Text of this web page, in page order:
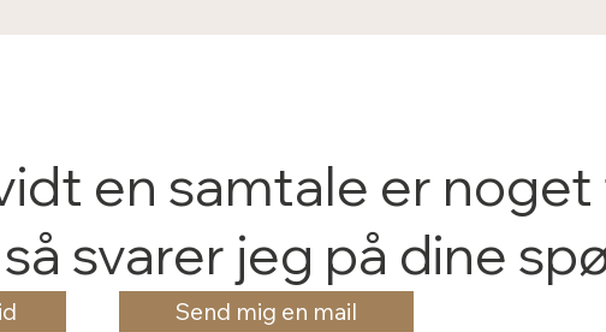
en samtale er
svarer jeg på dine
Send mig en mail